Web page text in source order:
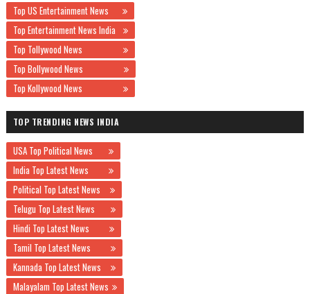
Top US Entertainment News
Top Entertainment News India
Top Tollywood News
Top Bollywood News
Top Kollywood News
TOP TRENDING NEWS INDIA
USA Top Political News
India Top Latest News
Political Top Latest News
Telugu Top Latest News
Hindi Top Latest News
Tamil Top Latest News
Kannada Top Latest News
Malayalam Top Latest News